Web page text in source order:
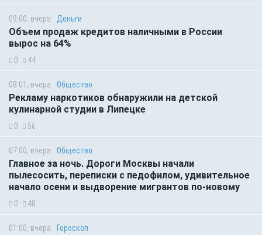
09:00, вчера Деньги
Объем продаж кредитов наличными в России
вырос на 64%
0 44
08:01, вчера Общество
Рекламу наркотиков обнаружили на детской
кулинарной студии в Липецке
0 56
07:00, вчера Общество
Главное за ночь. Дороги Москвы начали
пылесосить, переписки с педофилом, удивительное
начало осени и выдворение мигрантов по-новому
0 48
01:00, вчера Гороскоп